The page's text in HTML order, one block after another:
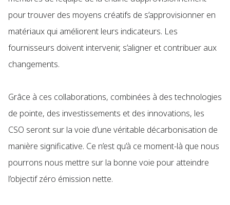
pour trouver des moyens créatifs de s’approvisionner en
matériaux qui améliorent leurs indicateurs. Les
fournisseurs doivent intervenir, s’aligner et contribuer aux
changements.
Grâce à ces collaborations, combinées à des technologies
de pointe, des investissements et des innovations, les
CSO seront sur la voie d’une véritable décarbonisation de
manière significative. Ce n’est qu’à ce moment-là que nous
pourrons nous mettre sur la bonne voie pour atteindre
l’objectif zéro émission nette.